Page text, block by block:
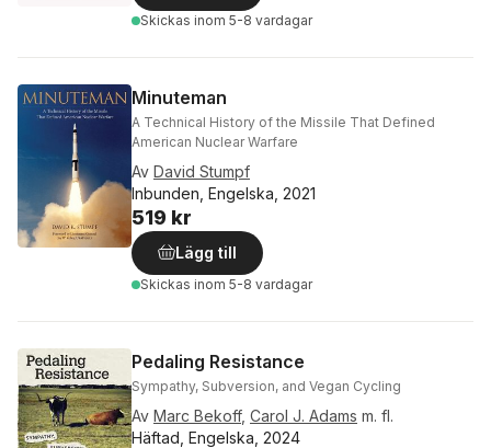
Skickas inom 5-8 vardagar
Minuteman
A Technical History of the Missile That Defined
American Nuclear Warfare
Av David Stumpf
Inbunden, Engelska, 2021
519 kr
Lägg till
Skickas inom 5-8 vardagar
Pedaling Resistance
Sympathy, Subversion, and Vegan Cycling
Av Marc Bekoff, Carol J. Adams m. fl.
Häftad, Engelska, 2024